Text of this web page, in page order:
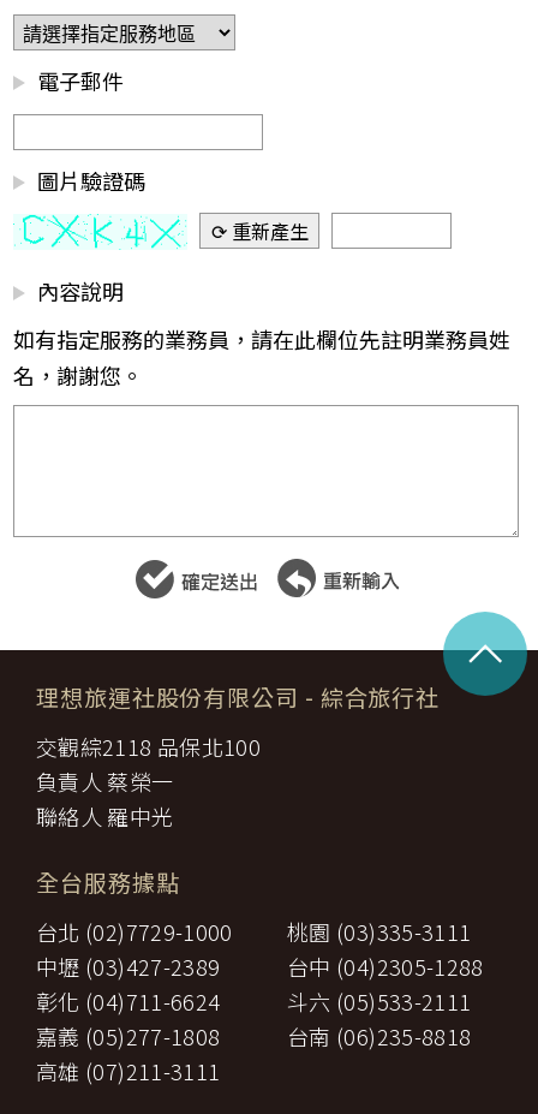
電子郵件
圖片驗證碼
⟳ 重新產生
內容說明
如有指定服務的業務員，請在此欄位先註明業務員姓
名，謝謝您。
理想旅運社股份有限公司 - 綜合旅行社
交觀綜2118 品保北100
負責人 蔡榮一
聯絡人 羅中光
全台服務據點
台北 (02)7729-1000
桃園 (03)335-3111
中壢 (03)427-2389
台中 (04)2305-1288
彰化 (04)711-6624
斗六 (05)533-2111
嘉義 (05)277-1808
台南 (06)235-8818
高雄 (07)211-3111
^